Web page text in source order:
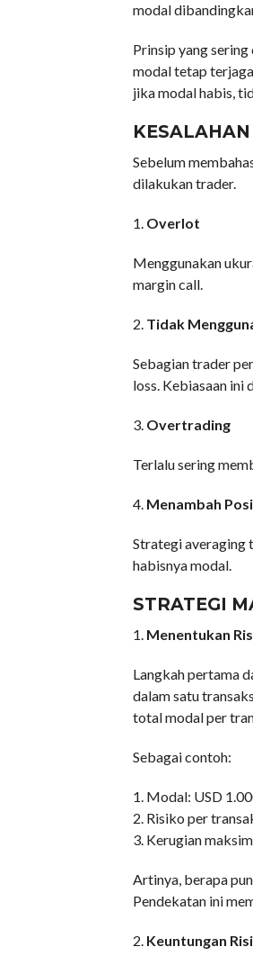
modal
Prinsip yang sering
modal tetap
jika modal habis,
Sebelum
dilakukan trader.
1. Overlot
Menggunakan
margin call.
2. Tidak
Sebagian trader
loss. Kebiasaan ini
3. Overtrading
Terlalu sering
4. Menambah
Strategi averaging
habisnya modal.
STRATEGI
1. Menentukan
Langkah pertama
dalam satu
total modal per
Sebagai contoh:
1. Modal: USD
2. Risiko per
3. Kerugian
Artinya, berapa
Pendekatan ini
2. Keuntungan